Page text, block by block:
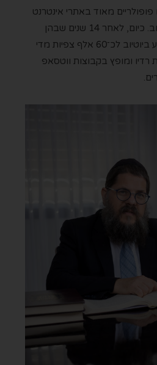
פופולריים מאוד באתרי אינטרנט
של חב"ד ואחר כך ביוטיוב. כיום, לאחר 14 שנים שבהן
השיעור מתקיים, הוא מגיע ביוטיוב לכ־60 אלף צפיות מדי
רדיו ומופץ בקבוצות ווטסאפ